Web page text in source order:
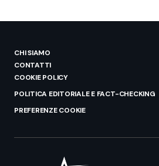
CHI SIAMO
CONTATTI
COOKIE POLICY
POLITICA EDITORIALE E FACT-CHECKING
PREFERENZE COOKIE